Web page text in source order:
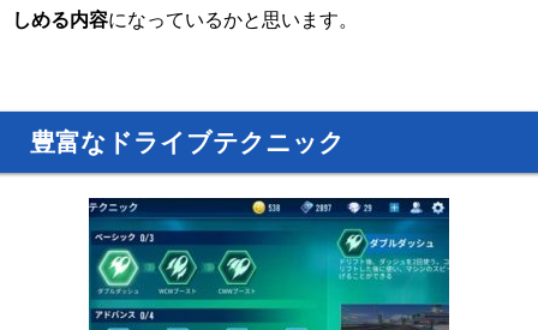
しめる内容になっているかと思います。
豊富なドライブテクニック